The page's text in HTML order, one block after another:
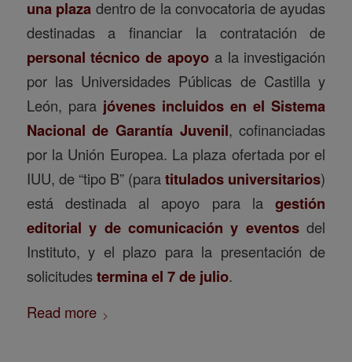
una plaza dentro de la convocatoria de ayudas
destinadas a financiar la contratación de
personal técnico de apoyo a la investigación
por las Universidades Públicas de Castilla y
León, para jóvenes incluidos en el Sistema
Nacional de Garantía Juvenil, cofinanciadas
por la Unión Europea. La plaza ofertada por el
IUU, de “tipo B” (paratitulados universitarios)
está destinada al apoyo para lagestión
editorial y de comunicación y eventosdel
Instituto, y el plazo para la presentación de
solicitudestermina el 7 de julio.
Read more